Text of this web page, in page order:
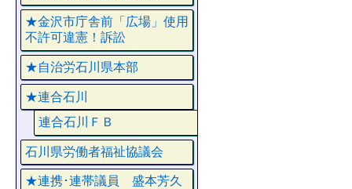
★金沢市庁舎前「広場」使用
不許可違憲！訴訟
★自治労石川県本部
★連合石川
連合石川ＦＢ
石川県労働者福祉協議会
★連携･連帯議員 盛本芳久